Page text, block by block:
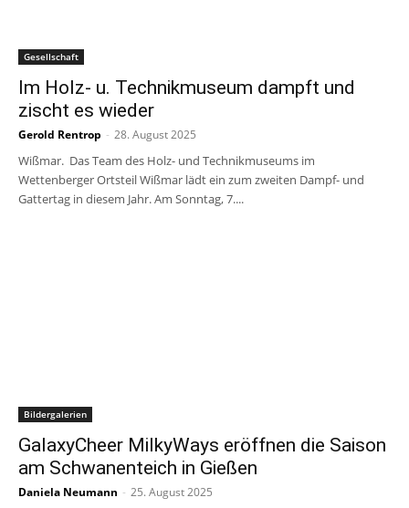
Gesellschaft
Im Holz- u. Technikmuseum dampft und
zischt es wieder
Gerold Rentrop - 28. August 2025
Wißmar. Das Team des Holz- und Technikmuseums im
Wettenberger Ortsteil Wißmar lädt ein zum zweiten Dampf- und
Gattertag in diesem Jahr. Am Sonntag, 7....
Bildergalerien
GalaxyCheer MilkyWays eröffnen die Saison
am Schwanenteich in Gießen
Daniela Neumann - 25. August 2025